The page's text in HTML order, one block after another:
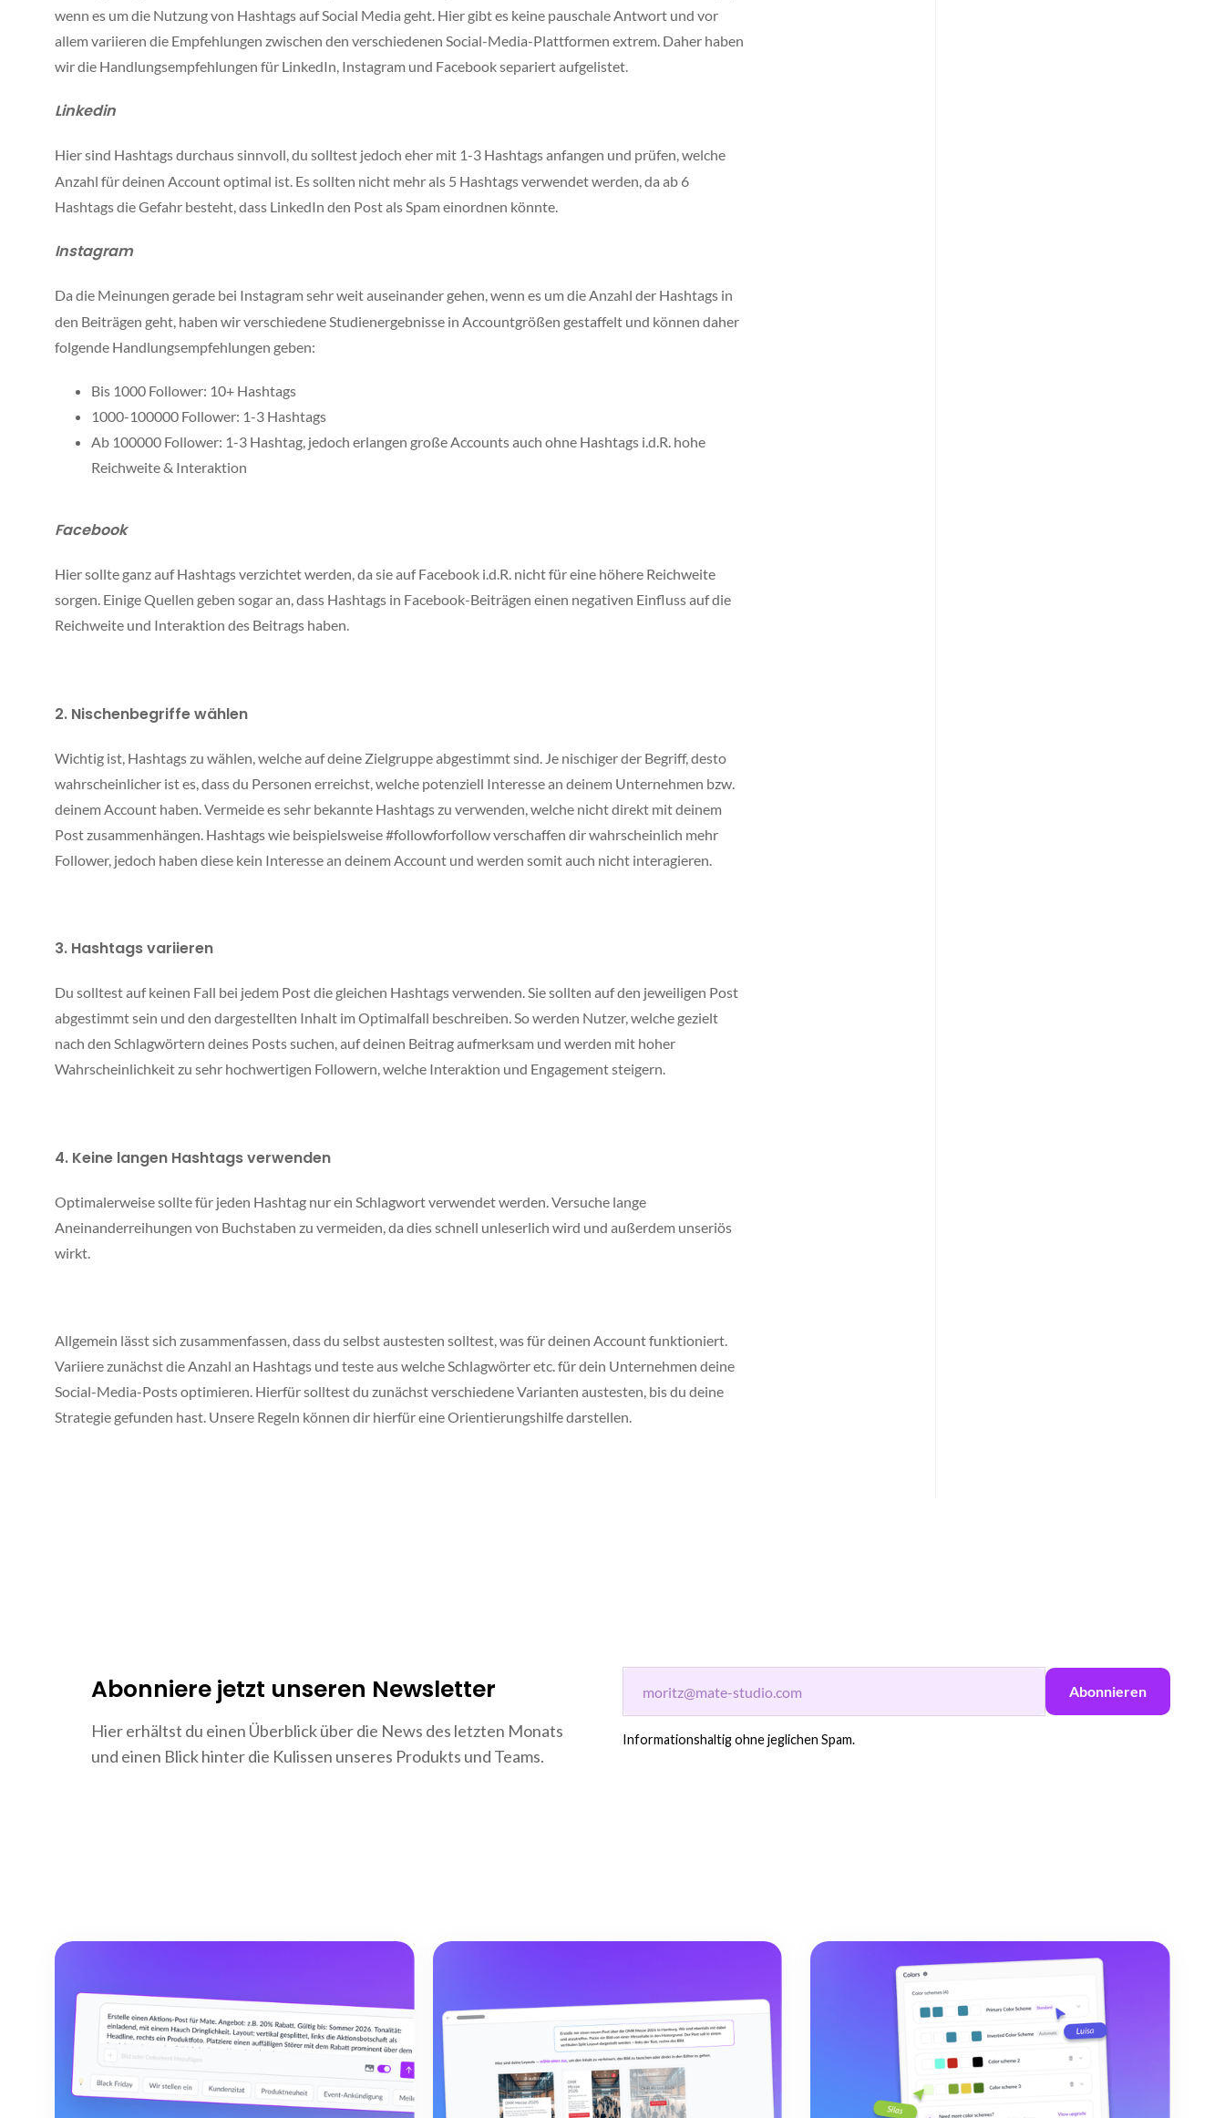
wenn es um die Nutzung von Hashtags auf Social Media geht. Hier gibt es keine pauschale Antwort und vor
allem variieren die Empfehlungen zwischen den verschiedenen Social-Media-Plattformen extrem. Daher haben
wir die Handlungsempfehlungen für LinkedIn, Instagram und Facebook separiert aufgelistet.
Linkedin
Hier sind Hashtags durchaus sinnvoll, du solltest jedoch eher mit 1-3 Hashtags anfangen und prüfen, welche
Anzahl für deinen Account optimal ist. Es sollten nicht mehr als 5 Hashtags verwendet werden, da ab 6
Hashtags die Gefahr besteht, dass LinkedIn den Post als Spam einordnen könnte.
Instagram
Da die Meinungen gerade bei Instagram sehr weit auseinander gehen, wenn es um die Anzahl der Hashtags in
den Beiträgen geht, haben wir verschiedene Studienergebnisse in Accountgrößen gestaffelt und können daher
folgende Handlungsempfehlungen geben:
Bis 1000 Follower: 10+ Hashtags
1000-100000 Follower: 1-3 Hashtags
Ab 100000 Follower: 1-3 Hashtag, jedoch erlangen große Accounts auch ohne Hashtags i.d.R. hohe
Reichweite & Interaktion
Facebook
Hier sollte ganz auf Hashtags verzichtet werden, da sie auf Facebook i.d.R. nicht für eine höhere Reichweite
sorgen. Einige Quellen geben sogar an, dass Hashtags in Facebook-Beiträgen einen negativen Einfluss auf die
Reichweite und Interaktion des Beitrags haben.
2. Nischenbegriffe wählen
Wichtig ist, Hashtags zu wählen, welche auf deine Zielgruppe abgestimmt sind. Je nischiger der Begriff, desto
wahrscheinlicher ist es, dass du Personen erreichst, welche potenziell Interesse an deinem Unternehmen bzw.
deinem Account haben. Vermeide es sehr bekannte Hashtags zu verwenden, welche nicht direkt mit deinem
Post zusammenhängen. Hashtags wie beispielsweise #followforfollow verschaffen dir wahrscheinlich mehr
Follower, jedoch haben diese kein Interesse an deinem Account und werden somit auch nicht interagieren.
3. Hashtags variieren
Du solltest auf keinen Fall bei jedem Post die gleichen Hashtags verwenden. Sie sollten auf den jeweiligen Post
abgestimmt sein und den dargestellten Inhalt im Optimalfall beschreiben. So werden Nutzer, welche gezielt
nach den Schlagwörtern deines Posts suchen, auf deinen Beitrag aufmerksam und werden mit hoher
Wahrscheinlichkeit zu sehr hochwertigen Followern, welche Interaktion und Engagement steigern.
4. Keine langen Hashtags verwenden
Optimalerweise sollte für jeden Hashtag nur ein Schlagwort verwendet werden. Versuche lange
Aneinanderreihungen von Buchstaben zu vermeiden, da dies schnell unleserlich wird und außerdem unseriös
wirkt.
Allgemein lässt sich zusammenfassen, dass du selbst austesten solltest, was für deinen Account funktioniert.
Variiere zunächst die Anzahl an Hashtags und teste aus welche Schlagwörter etc. für dein Unternehmen deine
Social-Media-Posts optimieren. Hierfür solltest du zunächst verschiedene Varianten austesten, bis du deine
Strategie gefunden hast. Unsere Regeln können dir hierfür eine Orientierungshilfe darstellen.
Abonniere jetzt unseren Newsletter
Hier erhältst du einen Überblick über die News des letzten Monats
und einen Blick hinter die Kulissen unseres Produkts und Teams.
Informationshaltig ohne jeglichen Spam.